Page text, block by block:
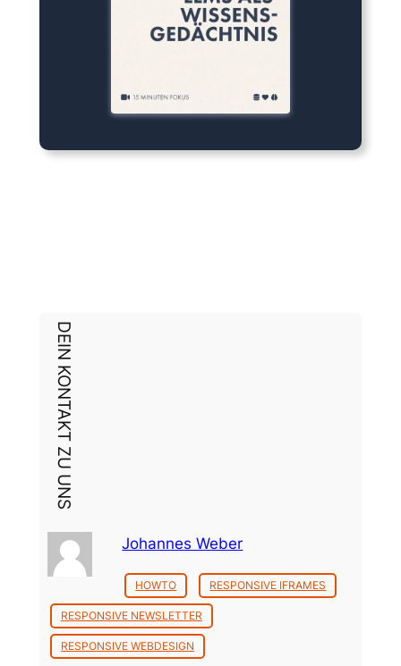
DEIN KONTAKT ZU UNS
Johannes Weber
HOWTO RESPONSIVE IFRAMES
RESPONSIVE NEWSLETTER
RESPONSIVE WEBDESIGN